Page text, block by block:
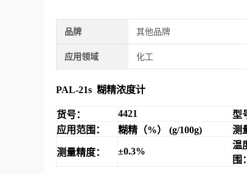
品牌 其他品牌
应用领域 化工
PAL-21s 糊精浓度计
货号： 4421 型
应用范围：
糊精（%） (g/100g) 测
测量精度： ±0.3%
温
围：